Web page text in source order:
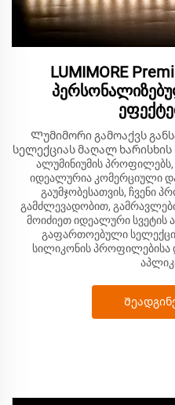
LUMIMORE
Ლუმიმორი გამოაქვს
სელექციას მაღალ ხარისხის
ალუმინიუმის პროფილებს,
იდეალურია კომერციული
გაუმჯობესათვის, ჩვენი
გამძლევადობით,
მოიძიეთ იდეალური სვეტის
გაფართოებული
სილიკონის პროფილებისა